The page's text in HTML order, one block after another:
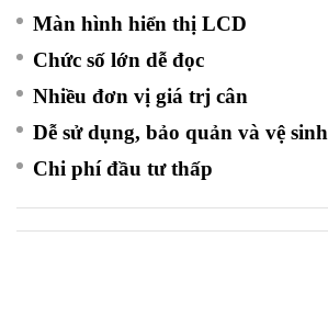
Màn hình hiển thị LCD
Chức số lớn dễ đọc
Nhiều đơn vị giá trj cân
Dễ sử dụng, bảo quản và vệ sinh
Chi phí đầu tư thấp